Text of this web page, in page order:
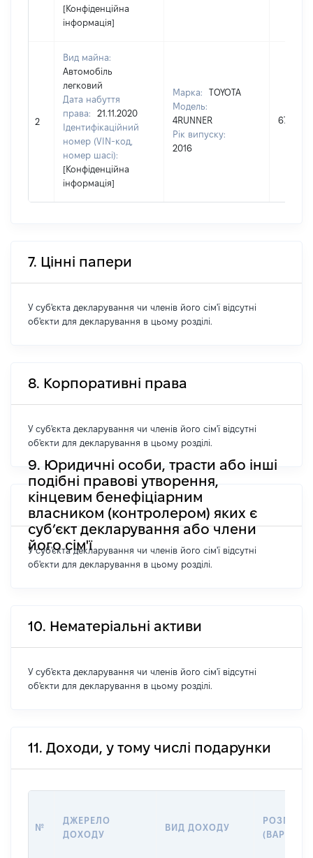
[Конфіденційна
інформація]
2
Вид майна:
Автомобіль
легковий
Дата набуття
права:
21.11.2020
Ідентифікаційний
номер (VIN-код,
номер шасі):
[Конфіденційна
інформація]
Марка:
TOYOTA
Модель:
4RUNNER
Рік випуску:
2016
672000
7. Цінні папери
У суб'єкта декларування чи членів його сім'ї відсутні
об'єкти для декларування в цьому розділі.
8. Корпоративні права
У суб'єкта декларування чи членів його сім'ї відсутні
об'єкти для декларування в цьому розділі.
9. Юридичні особи, трасти або інші
подібні правові утворення,
кінцевим бенефіціарним
власником (контролером) яких є
суб’єкт декларування або члени
його сім'ї
У суб'єкта декларування чи членів його сім'ї відсутні
об'єкти для декларування в цьому розділі.
10. Нематеріальні активи
У суб'єкта декларування чи членів його сім'ї відсутні
об'єкти для декларування в цьому розділі.
11. Доходи, у тому числі подарунки
№
ДЖЕРЕЛО
ДОХОДУ
ВИД ДОХОДУ
РОЗМІР